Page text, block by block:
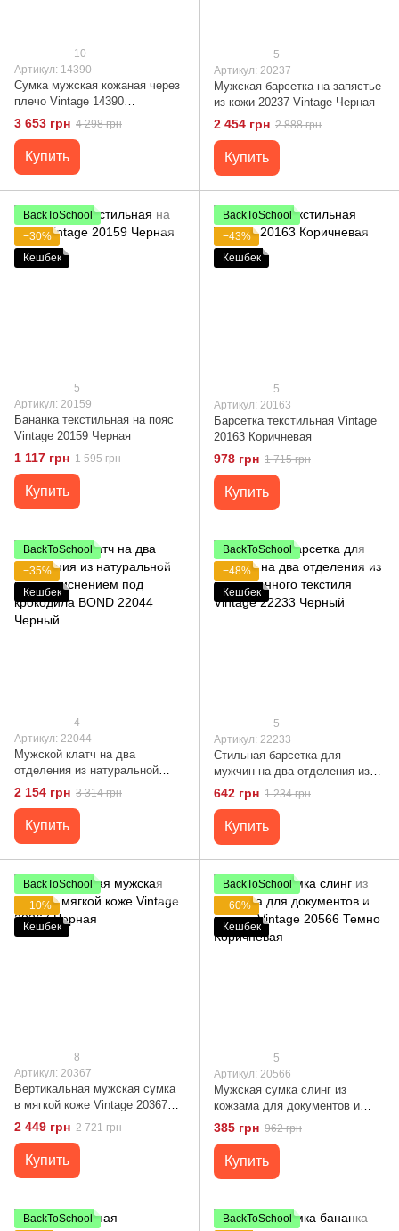
10
Артикул: 14390
Сумка мужская кожаная через
плечо Vintage 14390
Коричневая
3 653 грн 4 298 грн
Купить
5
Артикул: 20237
Мужская барсетка на запястье
из кожи 20237 Vintage Черная
2 454 грн 2 888 грн
Купить
BackToSchool
−30%
Кешбек
5
Артикул: 20159
Бананка текстильная на пояс
Vintage 20159 Черная
1 117 грн 1 595 грн
Купить
BackToSchool
−43%
Кешбек
5
Артикул: 20163
Барсетка текстильная Vintage
20163 Коричневая
978 грн 1 715 грн
Купить
BackToSchool
−35%
Кешбек
4
Артикул: 22044
Мужской клатч на два
отделения из натуральной
кожи с тиснением под
крокодила BOND 22044
Черный
2 154 грн 3 314 грн
Купить
BackToSchool
−48%
Кешбек
5
Артикул: 22233
Стильная барсетка для
мужчин на два отделения из
качественного текстиля
Vintage 22233 Черный
642 грн 1 234 грн
Купить
BackToSchool
−10%
Кешбек
8
Артикул: 20367
Вертикальная мужская сумка
в мягкой коже Vintage 20367
Черная
2 449 грн 2 721 грн
Купить
BackToSchool
−60%
Кешбек
5
Артикул: 20566
Мужская сумка слинг из
кожзама для документов и
города Vintage 20566 Темно
Коричневая
385 грн 962 грн
Купить
BackToSchool BackToSchool